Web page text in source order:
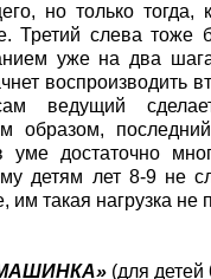
но только тогда,
Третий слева тоже
уже на два шага
воспроизводить
ведущий
образом,
уме достаточно
детям лет 8-9 не
им такая нагрузка не
(для детей